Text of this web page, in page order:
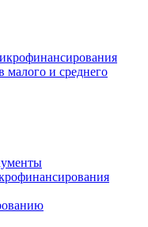
малого и среднего